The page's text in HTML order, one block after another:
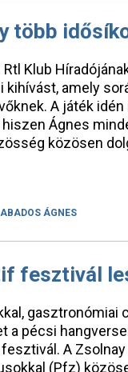
több
Rtl Klub
amely
A játék
Ágnes
közösen
ÁGNES
fesztivál
gasztronómiai
a pécsi
A
(Pfz)